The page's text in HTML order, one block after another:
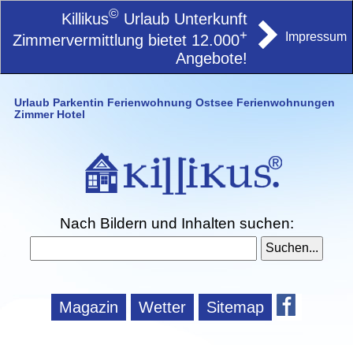
Killikus© Urlaub Unterkunft
Zimmervermittlung bietet 12.000+
Angebote!
Impressum
Urlaub Parkentin Ferienwohnung Ostsee Ferienwohnungen
Zimmer Hotel
Nach Bildern und Inhalten suchen:
Magazin Wetter Sitemap